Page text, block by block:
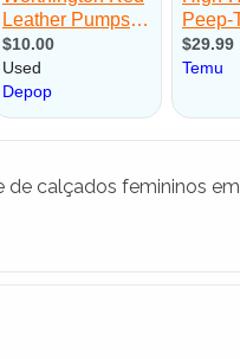
de calçados femininos em